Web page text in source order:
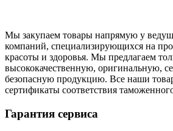
Мы закупаем товары напрямую у
компаний, специализирующихся на
красоты и здоровья. Мы предлагаем
высококачественную, оригинальную,
безопасную продукцию. Все наши
сертификаты соответствия
Гарантия сервиса